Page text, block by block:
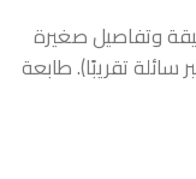
وتفاصيل صغيرة
تقريبًا). طابعة